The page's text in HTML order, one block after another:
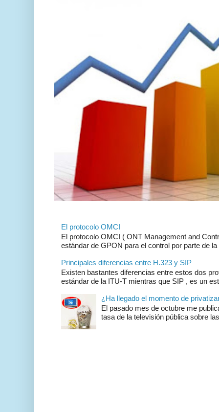
El protocolo OMCI
El protocolo OMCI ( ONT Management and
estándar de GPON para el control por parte de
Principales diferencias entre H.323 y SIP
Existen bastantes diferencias entre estos dos
estándar de la ITU-T mientras que SIP , es un
¿Ha llegado el momento de
El pasado mes de octubre me
tasa de la televisión pública sobre